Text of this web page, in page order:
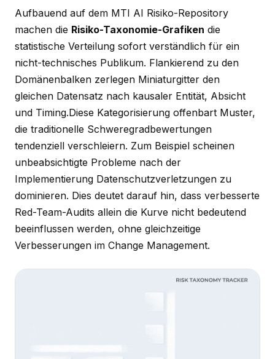
Aufbauend auf dem MTI AI Risiko-Repository
machen die Risiko-Taxonomie-Grafiken die
statistische Verteilung sofort verständlich für ein
nicht-technisches Publikum. Flankierend zu den
Domänenbalken zerlegen Miniaturgitter den
gleichen Datensatz nach kausaler Entität, Absicht
und Timing.Diese Kategorisierung offenbart Muster,
die traditionelle Schweregradbewertungen
tendenziell verschleiern. Zum Beispiel scheinen
unbeabsichtigte Probleme nach der
Implementierung Datenschutzverletzungen zu
dominieren. Dies deutet darauf hin, dass verbesserte
Red-Team-Audits allein die Kurve nicht bedeutend
beeinflussen werden, ohne gleichzeitige
Verbesserungen im Change Management.